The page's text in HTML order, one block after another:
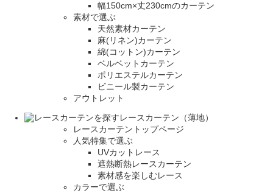
幅150cm×丈230cmのカーテン
素材で選ぶ
天然素材カーテン
麻(リネン)カーテン
綿(コットン)カーテン
ベルベットカーテン
ポリエステルカーテン
ビニール製カーテン
アウトレット
レースカーテン（薄地）
レースカーテントップページ
人気特集で選ぶ
UVカットレース
遮熱断熱レースカーテン
素材感を楽しむレース
カラーで選ぶ